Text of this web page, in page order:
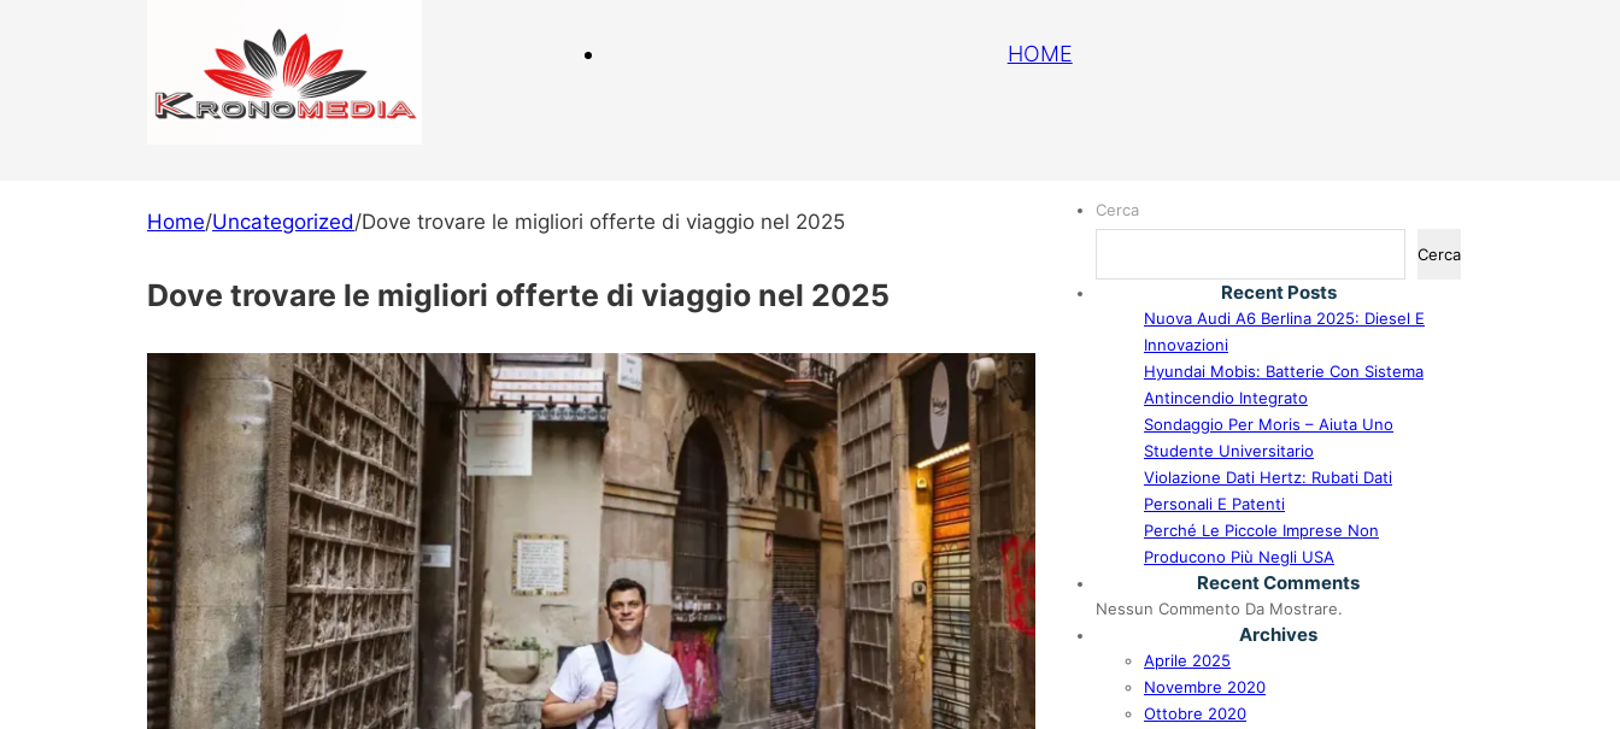
HOME
Home/Uncategorized/Dove trovare le migliori offerte di viaggio nel 2025
Dove trovare le migliori offerte di viaggio nel 2025
Cerca
Cerca
Recent Posts
Nuova Audi A6 Berlina 2025: Diesel E
Innovazioni
Hyundai Mobis: Batterie Con Sistema
Antincendio Integrato
Sondaggio Per Moris – Aiuta Uno
Studente Universitario
Violazione Dati Hertz: Rubati Dati
Personali E Patenti
Perché Le Piccole Imprese Non
Producono Più Negli USA
Recent Comments
Nessun Commento Da Mostrare.
Archives
Aprile 2025
Novembre 2020
Ottobre 2020